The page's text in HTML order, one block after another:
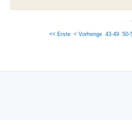
<< Erste < Vorherige 43-49 50-